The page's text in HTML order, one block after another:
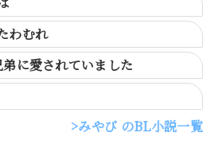
わむれ
に愛されていました
みやび のBL小説一覧